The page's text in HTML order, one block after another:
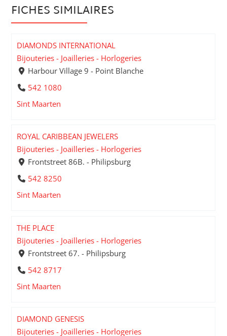
FICHES SIMILAIRES
DIAMONDS INTERNATIONAL
Bijouteries - Joailleries - Horlogeries
Harbour Village 9 - Point Blanche
542 1080
Sint Maarten
ROYAL CARIBBEAN JEWELERS
Bijouteries - Joailleries - Horlogeries
Frontstreet 86B. - Philipsburg
542 8250
Sint Maarten
THE PLACE
Bijouteries - Joailleries - Horlogeries
Frontstreet 67. - Philipsburg
542 8717
Sint Maarten
DIAMOND GENESIS
Bijouteries - Joailleries - Horlogeries